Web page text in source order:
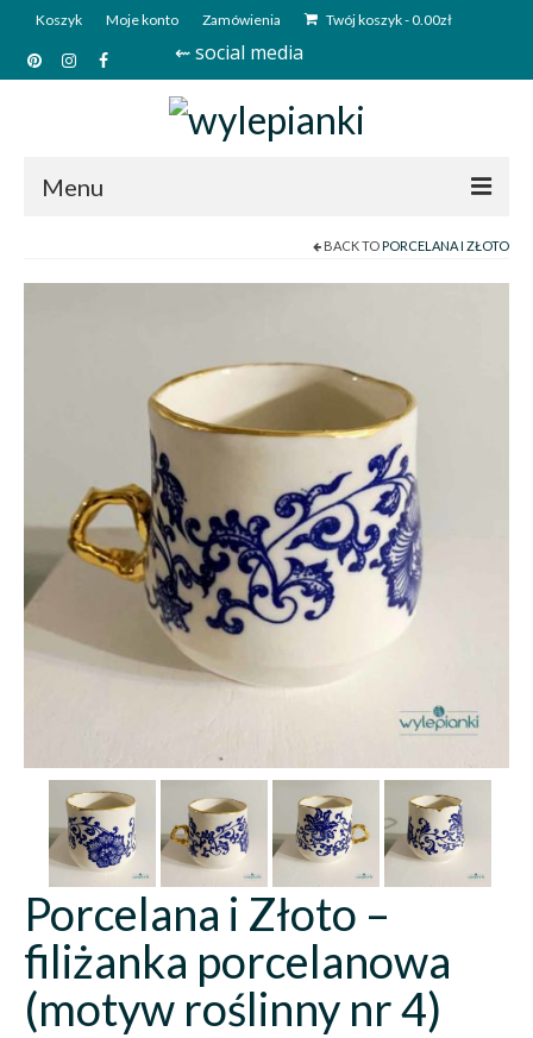
Koszyk Moje konto Zamówienia Twój koszyk-0.00zł
⇜ social media
Menu
BACK TOPORCELANA I ZŁOTO
Porcelana i Złoto –
filiżanka porcelanowa
(motyw roślinny nr 4)